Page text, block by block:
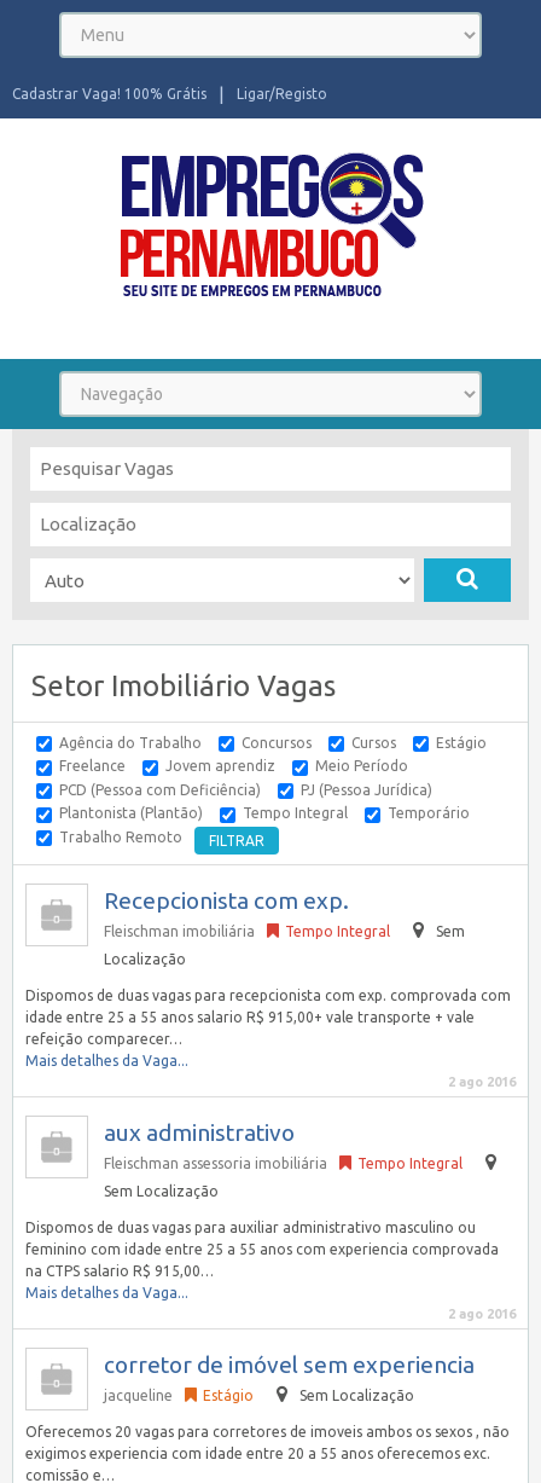
Ligar/Registo
Cadastrar Vaga! 100% Grátis
Setor Imobiliário Vagas
Agência do Trabalho Concursos Cursos
Estágio
Freelance
Jovem aprendiz
Meio Período
PCD (Pessoa com Deficiência)
PJ (Pessoa Jurídica)
Plantonista (Plantão)
Tempo Integral
Temporário
Trabalho Remoto
Recepcionista com exp.
Fleischman imobiliária Tempo Integral
Sem
Localização
Dispomos de duas vagas para recepcionista com exp. comprovada com
idade entre 25 a 55 anos salario R$ 915,00+ vale transporte + vale
refeição comparecer…
Mais detalhes da Vaga...
2 ago 2016
aux administrativo
Fleischman assessoria imobiliária
Tempo Integral
Sem Localização
Dispomos de duas vagas para auxiliar administrativo masculino ou
feminino com idade entre 25 a 55 anos com experiencia comprovada
na CTPS salario R$ 915,00…
Mais detalhes da Vaga...
2 ago 2016
corretor de imóvel sem experiencia
jacqueline Estágio Sem Localização
Oferecemos 20 vagas para corretores de imoveis ambos os sexos , não
exigimos experiencia com idade entre 20 a 55 anos oferecemos exc.
comissão e…